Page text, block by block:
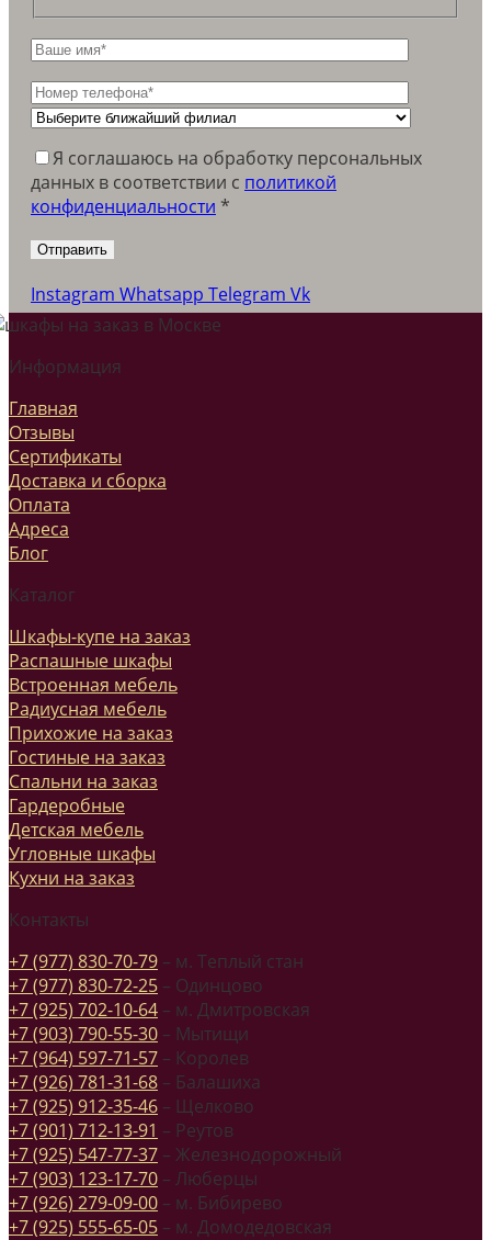
Я соглашаюсь на обработку персональных
данных в соответствии c политикой
конфиденциальности *
Instagram Whatsapp Telegram Vk
Информация
Главная
Отзывы
Сертификаты
Доставка и сборка
Оплата
Адреса
Блог
Каталог
Шкафы-купе на заказ
Распашные шкафы
Встроенная мебель
Радиусная мебель
Прихожие на заказ
Гостиные на заказ
Спальни на заказ
Гардеробные
Детская мебель
Угловные шкафы
Кухни на заказ
Контакты
+7 (977) 830-70-79 – м. Теплый стан
+7 (977) 830-72-25 – Одинцово
+7 (925) 702-10-64 – м. Дмитровская
+7 (903) 790-55-30 – Мытищи
+7 (964) 597-71-57 – Королев
+7 (926) 781-31-68 – Балашиха
+7 (925) 912-35-46 – Щелково
+7 (901) 712-13-91 – Реутов
+7 (925) 547-77-37 – Железнодорожный
+7 (903) 123-17-70 – Люберцы
+7 (926) 279-09-00 – м. Бибирево
+7 (925) 555-65-05 – м. Домодедовская